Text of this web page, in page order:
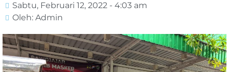
Sabtu, Februari 12, 2022 - 4:03 am
Oleh: Admin